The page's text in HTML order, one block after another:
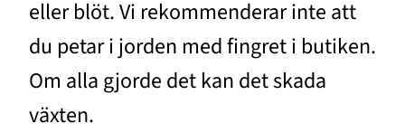
eller blöt. Vi rekommenderar inte att
du petar i jorden med fingret i butiken.
Om alla gjorde det kan det skada
växten.